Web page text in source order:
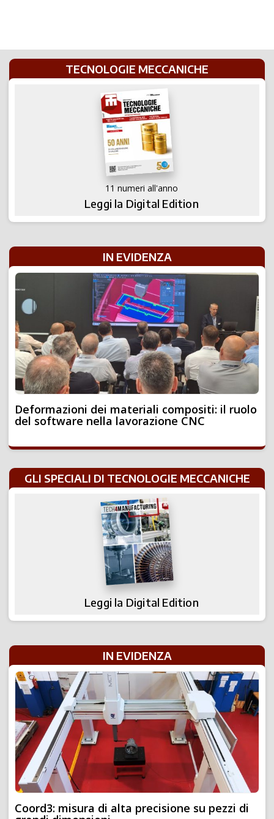
TECNOLOGIE MECCANICHE
11 numeri all'anno
Leggi la Digital Edition
IN EVIDENZA
Deformazioni dei materiali compositi: il ruolo
del software nella lavorazione CNC
GLI SPECIALI DI TECNOLOGIE MECCANICHE
Leggi la Digital Edition
IN EVIDENZA
Coord3: misura di alta precisione su pezzi di